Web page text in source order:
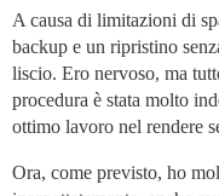
A causa di limitazioni di
backup e un ripristino
liscio. Ero nervoso, ma
procedura è stata molto
ottimo lavoro nel rendere
Ora, come previsto, ho